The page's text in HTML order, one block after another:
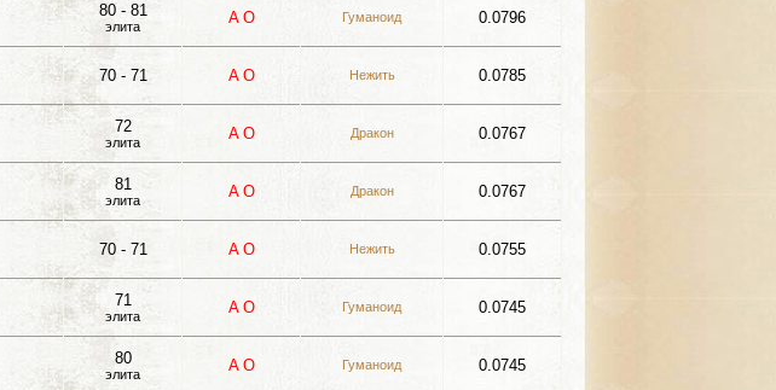
80 - 81
элита A О Гуманоид 0.0796
70 - 71 A О Нежить 0.0785
72
элита A О Дракон 0.0767
81
элита A О Дракон 0.0767
70 - 71 A О Нежить 0.0755
71
элита A О Гуманоид 0.0745
80
элита A О Гуманоид 0.0745